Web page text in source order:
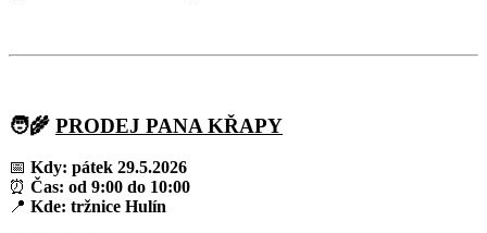
🧑‍🌾 PRODEJ PANA KŘAPY
📅 Kdy: pátek 29.5.2026
⏰ Čas: od 9:00 do 10:00
📍 Kde: tržnice Hulín